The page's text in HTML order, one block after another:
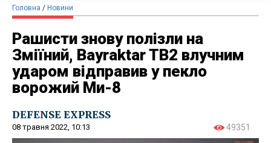
Головна Новини
Рашисти знову полізли на
Зміїний, Bayraktar TB2 влучним
ударом відправив у пекло
ворожий Ми-8
DEFENSE EXPRESS
08 травня 2022, 10:13 49351